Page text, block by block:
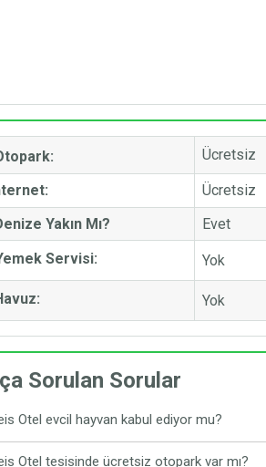
Ücretsiz
Ücretsiz
Yakın Mı?
Evet
Servisi:
Yok
Yok
Sorulan Sorular
Otel evcil hayvan kabul ediyor mu?
Piri Reis Otel evcil hayvan kabul etmektedir.
Otel tesisinde ücretsiz otopark var mı?